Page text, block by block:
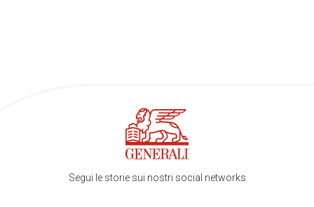
Segui le storie sui nostri social networks